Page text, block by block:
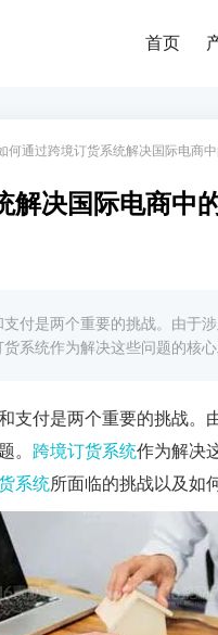
首页
何通过跨境订货系统解决国际电商
解决国际电商中
付是两个重要的挑战。由于
系统作为解决这些问题的核
支付是两个重要的挑战
。 跨境订货系统作为解决
系统所面临的挑战以及如